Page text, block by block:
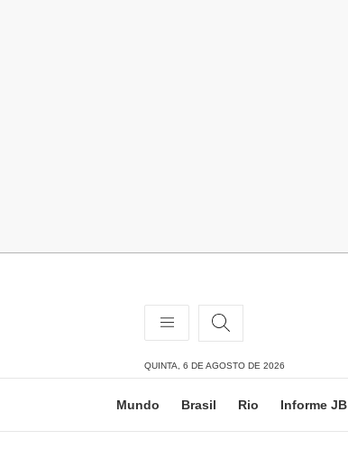
QUINTA, 6 DE AGOSTO DE 2026
Mundo Brasil Rio Informe JB